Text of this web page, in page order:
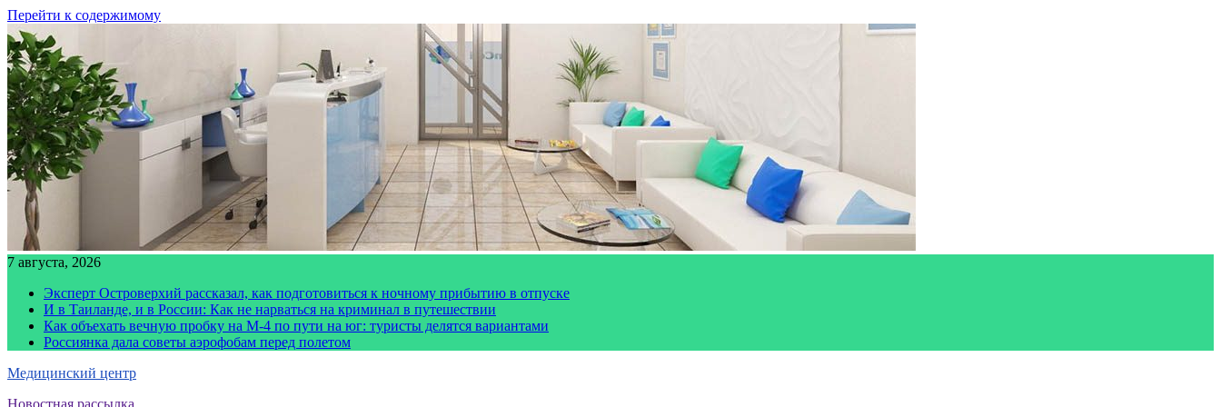
Перейти к содержимому
7 августа, 2026
Эксперт Островерхий рассказал, как подготовиться к ночному прибытию в отпуске
И в Таиланде, и в России: Как не нарваться на криминал в путешествии
Как объехать вечную пробку на М-4 по пути на юг: туристы делятся вариантами
Россиянка дала советы аэрофобам перед полетом
Медицинский центр
Новостная рассылка